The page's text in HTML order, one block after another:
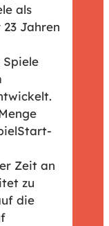
als
Jahren
Zeit an
zu
die